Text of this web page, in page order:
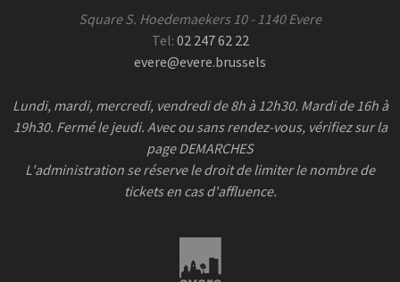
Square S. Hoedemaekers 10 - 1140 Evere
Tel: 02 247 62 22
evere@evere.brussels
Lundi, mardi, mercredi, vendredi de 8h à 12h30. Mardi de 16h à
19h30. Fermé le jeudi. Avec ou sans rendez-vous, vérifiez sur la
page DEMARCHES
L'administration se réserve le droit de limiter le nombre de
tickets en cas d'affluence.